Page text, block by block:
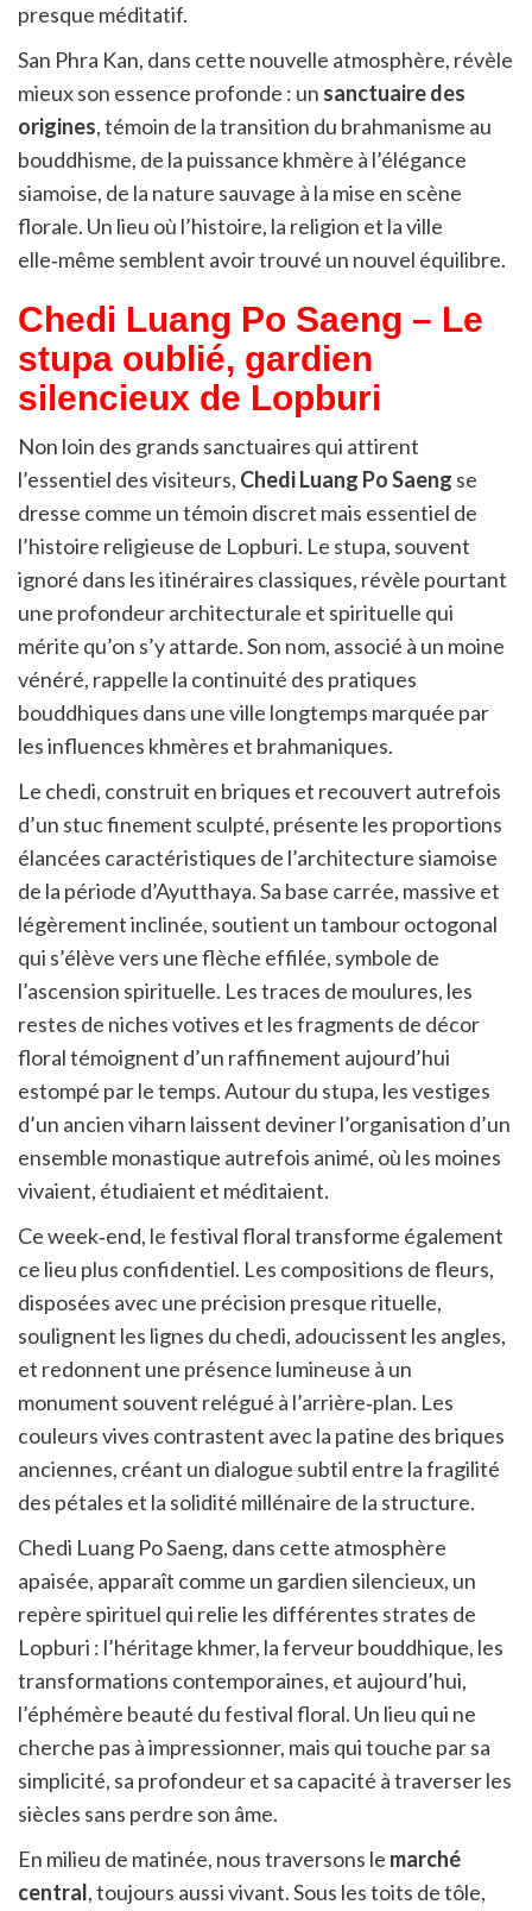
presque méditatif.
San Phra Kan, dans cette nouvelle atmosphère, révèle
mieux son essence profonde : un sanctuaire des
origines, témoin de la transition du brahmanisme au
bouddhisme, de la puissance khmère à l’élégance
siamoise, de la nature sauvage à la mise en scène
florale. Un lieu où l’histoire, la religion et la ville
elle‑même semblent avoir trouvé un nouvel équilibre.
Chedi Luang Po Saeng – Le
stupa oublié, gardien
silencieux de Lopburi
Non loin des grands sanctuaires qui attirent
l’essentiel des visiteurs, Chedi Luang Po Saeng se
dresse comme un témoin discret mais essentiel de
l’histoire religieuse de Lopburi. Le stupa, souvent
ignoré dans les itinéraires classiques, révèle pourtant
une profondeur architecturale et spirituelle qui
mérite qu’on s’y attarde. Son nom, associé à un moine
vénéré, rappelle la continuité des pratiques
bouddhiques dans une ville longtemps marquée par
les influences khmères et brahmaniques.
Le chedi, construit en briques et recouvert autrefois
d’un stuc finement sculpté, présente les proportions
élancées caractéristiques de l’architecture siamoise
de la période d’Ayutthaya. Sa base carrée, massive et
légèrement inclinée, soutient un tambour octogonal
qui s’élève vers une flèche effilée, symbole de
l’ascension spirituelle. Les traces de moulures, les
restes de niches votives et les fragments de décor
floral témoignent d’un raffinement aujourd’hui
estompé par le temps. Autour du stupa, les vestiges
d’un ancien viharn laissent deviner l’organisation d’un
ensemble monastique autrefois animé, où les moines
vivaient, étudiaient et méditaient.
Ce week‑end, le festival floral transforme également
ce lieu plus confidentiel. Les compositions de fleurs,
disposées avec une précision presque rituelle,
soulignent les lignes du chedi, adoucissent les angles,
et redonnent une présence lumineuse à un
monument souvent relégué à l’arrière‑plan. Les
couleurs vives contrastent avec la patine des briques
anciennes, créant un dialogue subtil entre la fragilité
des pétales et la solidité millénaire de la structure.
Chedi Luang Po Saeng, dans cette atmosphère
apaisée, apparaît comme un gardien silencieux, un
repère spirituel qui relie les différentes strates de
Lopburi : l’héritage khmer, la ferveur bouddhique, les
transformations contemporaines, et aujourd’hui,
l’éphémère beauté du festival floral. Un lieu qui ne
cherche pas à impressionner, mais qui touche par sa
simplicité, sa profondeur et sa capacité à traverser les
siècles sans perdre son âme.
En milieu de matinée, nous traversons le marché
central, toujours aussi vivant. Sous les toits de tôle,